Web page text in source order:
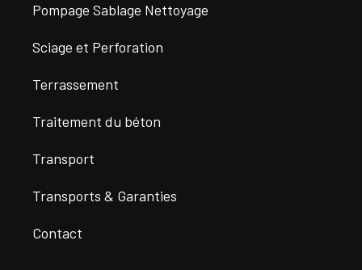
Pompage Sablage Nettoyage
Sciage et Perforation
Terrassement
Traitement du béton
Transport
Transports & Garanties
Contact